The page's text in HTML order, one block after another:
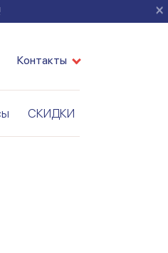
×
Контакты
СКИДКИ